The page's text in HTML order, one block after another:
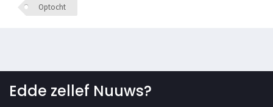
Optocht
Edde zellef Nuuws?